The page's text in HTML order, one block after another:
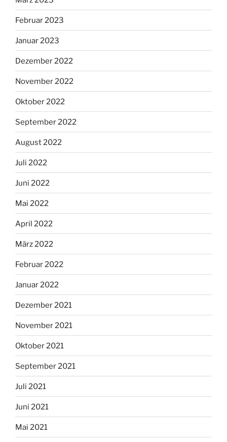
Februar 2023
Januar 2023
Dezember 2022
November 2022
Oktober 2022
September 2022
August 2022
Juli 2022
Juni 2022
Mai 2022
April 2022
März 2022
Februar 2022
Januar 2022
Dezember 2021
November 2021
Oktober 2021
September 2021
Juli 2021
Juni 2021
Mai 2021